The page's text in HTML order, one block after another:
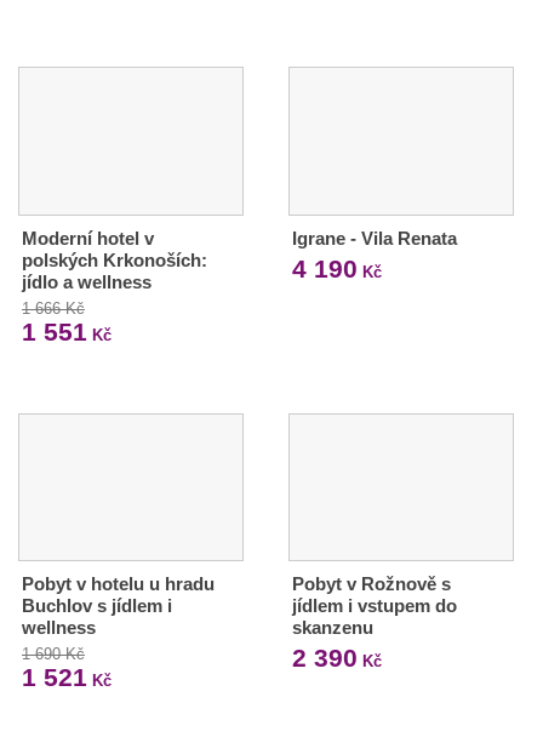
Moderní hotel v
polských Krkonoších:
jídlo a wellness
1 666 Kč
1 551 Kč
Igrane - Vila Renata
4 190 Kč
Pobyt v hotelu u hradu
Buchlov s jídlem i
wellness
1 690 Kč
1 521 Kč
Pobyt v Rožnově s
jídlem i vstupem do
skanzenu
2 390 Kč